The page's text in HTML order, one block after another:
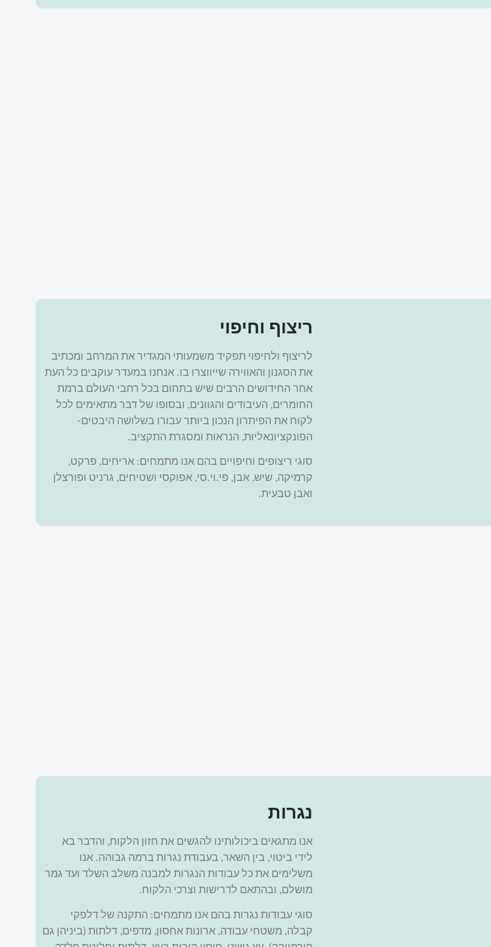
ריצוף וחיפוי
לריצוף ולחיפוי תפקיד משמעותי המגדיר את המרחב ומכתיב
את הסגנון והאווירה שייווצרו בו. אנחנו במעדר עוקבים כל העת
אחר החידושים הרבים שיש בתחום בכל רחבי העולם ברמת
החומרים, העיבודים והגוונים, ובסופו של דבר מתאימים לכל
לקוח את הפיתרון הנכון ביותר עבורו בשלושה היבטים-
הפונקציונאליות, הנראות ומסגרת התקציב.
סוגי ריצופים וחיפויים בהם אנו מתמחים: אריחים, פרקט,
קרמיקה, שיש, אבן, פי.וי.סי, אפוקסי ושטיחים, גרניט ופורצלן
ואבן טבעית.
נגרות
אנו מתגאים ביכולותינו להגשים את חזון הלקוח, והדבר בא
לידי ביטוי, בין השאר, בעבודת נגרות ברמה גבוהה. אנו
משלימים את כל עבודות הנגרות למבנה משלב השלד ועד גמר
מושלם, ובהתאם לדרישות וצרכי הלקוח.
סוגי עבודות נגרות בהם אנו מתמחים: התקנה של דלפקי
קבלה, משטחי עבודה, ארונות אחסון, מדפים, דלתות (ביניהן גם